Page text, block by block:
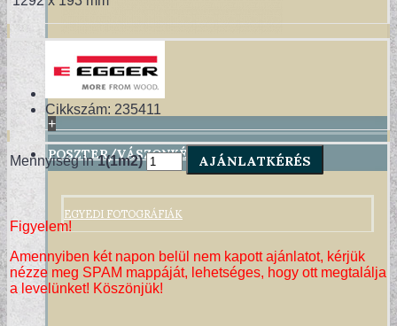
+
POSZTER/VÁSZONKÉP
EGYEDI FOTOGRÁFIÁK
Cikkszám: 235411
Mennyiség in1(1m2) AJÁNLATKÉRÉS
Figyelem!
Amennyiben két napon belül nem kapott ajánlatot, kérjük
nézze meg SPAM mappáját, lehetséges, hogy ott megtalálja
a levelünket! Köszönjük!